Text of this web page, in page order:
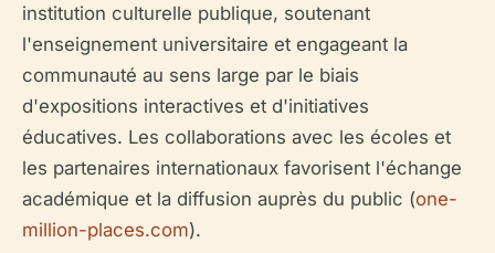
institution culturelle publique, soutenant
l'enseignement universitaire et engageant la
communauté au sens large par le biais
d'expositions interactives et d'initiatives
éducatives. Les collaborations avec les écoles et
les partenaires internationaux favorisent l'échange
académique et la diffusion auprès du public (one-
million-places.com).